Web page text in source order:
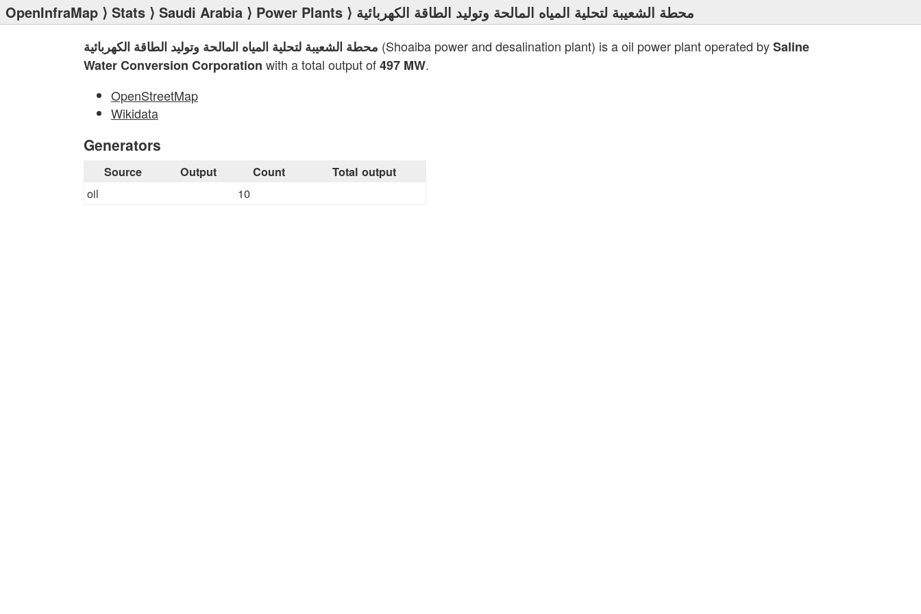
OpenInfraMap ⟩ Stats ⟩ Saudi Arabia ⟩ Power Plants ⟩ محطة الشعيبة لتحلية المياه المالحة وتوليد الطاقة الكهربائية
محطة الشعيبة لتحلية المياه المالحة وتوليد الطاقة الكهربائية (Shoaiba power and desalination plant) is a oil power plant operated bySaline
Water Conversion Corporation with a total output of497 MW.
OpenStreetMap
Wikidata
Generators
Source Output Count Total output
oil 10